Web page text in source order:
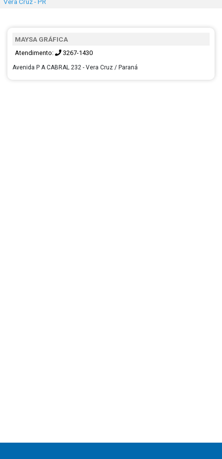
Vera Cruz - PR
MAYSA GRÁFICA
Atendimento: 3267-1430
Avenida P A CABRAL 232 - Vera Cruz / Paraná